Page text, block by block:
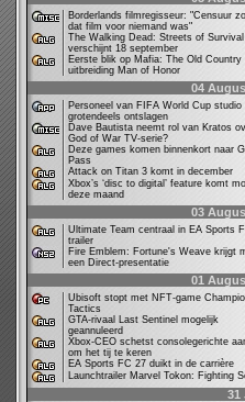
Borderlands filmregisseur: "Censuur
dat film voor niemand was"
The Walking Dead: Streets of Survival
verschijnt 18 september
Eerste blik op Mafia: The Old Country
uitbreiding Man of Honor
04
Personeel van FIFA World Cup studio
grotendeels ontslagen
Dave Bautista neemt rol van Kratos
God of War TV-serie?
Deze games komen binnenkort naar
Pass
Attack on Titan 3 komt in december
Xbox’s ‘disc to digital’ feature komt
deze maand
03
Ultimate Team centraal in EA Sports
trailer
Fire Emblem: Fortune's Weave krijgt
een Direct-presentatie
01
Ubisoft stopt met NFT-game
Tactics
GTA-rivaal Last Sentinel mogelijk
geannuleerd
Xbox-CEO schetst consolegerichte
om het tij te keren
EA Sports FC 27 duikt in de carrière
Launchtrailer Marvel Tokon: Fighting
31